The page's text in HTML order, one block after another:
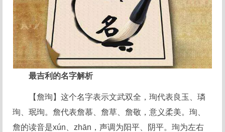
最吉利的名字解析
【詹珣】这个名字表示文武双全，珣代表良玉、璘
珣、珉珣。詹代表詹慕、詹草、詹敬，意义柔美。珣、
詹的读音是xún、zhān，声调为阳平、阴平。珣为左右